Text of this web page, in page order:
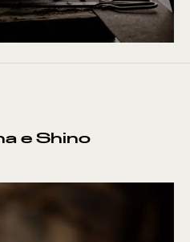
e Shino